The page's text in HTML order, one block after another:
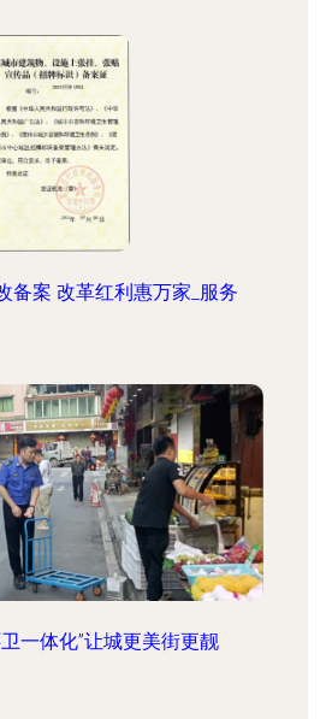
备案 改革红利惠万家_服务
一体化”让城更美街更靓